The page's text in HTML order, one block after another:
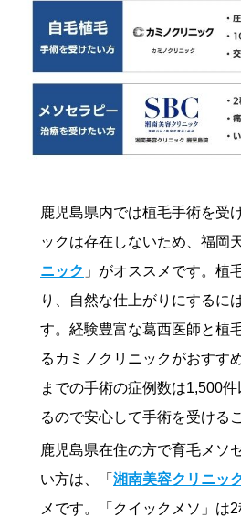
鹿児島県内では植毛手術を受
ックは存在しないため、福岡
ニック 」がオススメです。植
り、自然な仕上がりにするに
す。経験豊富な葛西医師と植
るカミノクリニックがおすす
までの手術の症例数は1,500
るので安心して手術を受ける
鹿児島県在住の方で育毛メソ
い方は、「 湘南美容クリニッ
メです。「クイックメソ」は